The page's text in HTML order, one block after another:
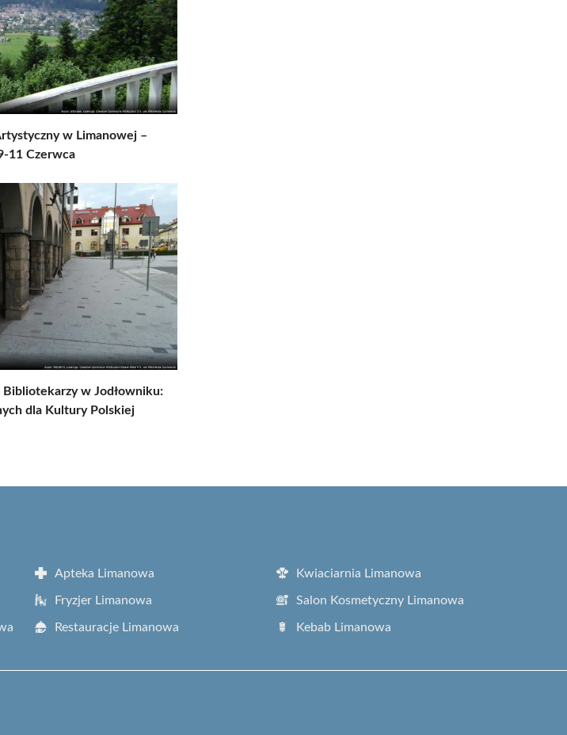
w Limanowej –
11 Czerwca
w Jodłowniku:
dla Kultury Polskiej
Apteka Limanowa Kwiaciarnia Limanowa
Fryzjer Limanowa Salon Kosmetyczny Limanowa
Restauracje Limanowa Kebab Limanowa